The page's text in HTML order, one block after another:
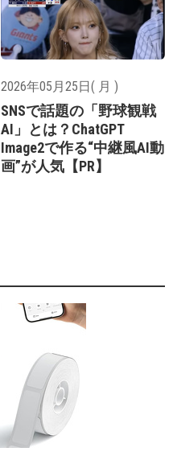
2026年05月25日( 月 )
SNSで話題の「野球観戦
AI」とは？ChatGPT
Image2で作る“中継風AI動
画”が人気【PR】